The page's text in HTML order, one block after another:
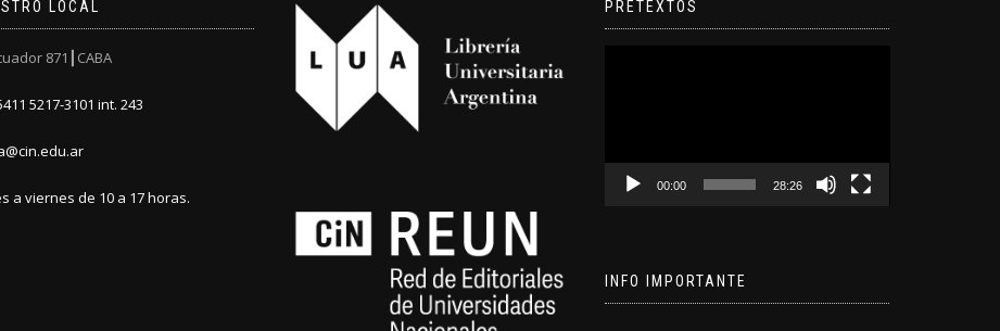
LOCAL
871┃CABA
5217-3101 int. 243
a viernes de 10 a 17 horas.
PRETEXTOS
00:00 28:26
INFO IMPORTANTE